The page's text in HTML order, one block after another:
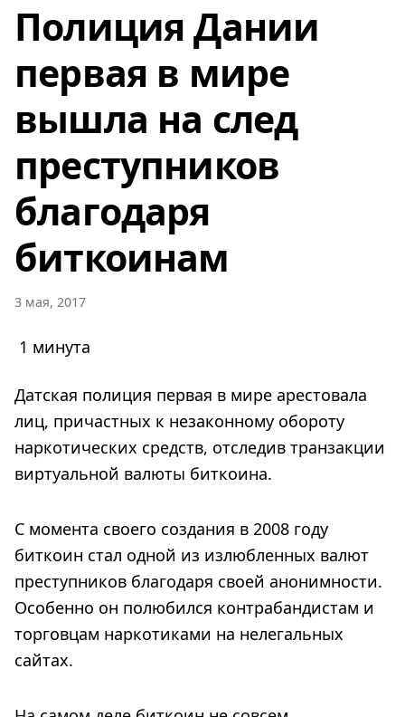
Полиция Дании
первая в мире
вышла на след
преступников
благодаря
биткоинам
3 мая, 2017
1 минута
Датская полиция первая в мире арестовала
лиц, причастных к незаконному обороту
наркотических средств, отследив транзакции
виртуальной валюты биткоина.
С момента своего создания в 2008 году
биткоин стал одной из излюбленных валют
преступников благодаря своей анонимности.
Особенно он полюбился контрабандистам и
торговцам наркотиками на нелегальных
сайтах.